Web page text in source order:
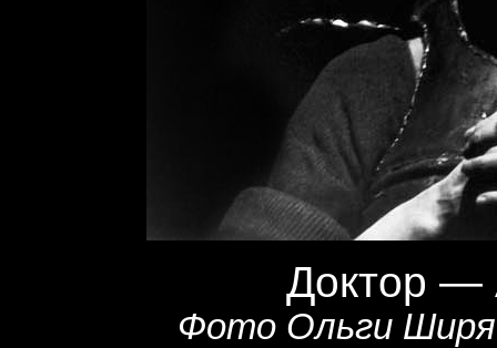
Доктор —
Фото Ольги